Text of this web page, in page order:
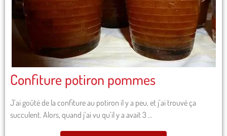
Confiture potiron pommes
J’ai goûté de la confiture au potiron il y a peu, et j’ai trouvé ça
succulent. Alors, quand j’ai vu qu’il y a avait 3 …